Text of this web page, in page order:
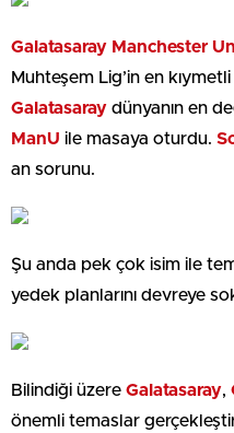
Galatasaray Manchester
Muhteşem Lig’in en
Galatasaray dünyanın en
ManU ile masaya oturdu.
an sorunu.
Şu anda pek çok isim ile
yedek planlarını devreye
Bilindiği üzere Galatasaray,
önemli temaslar